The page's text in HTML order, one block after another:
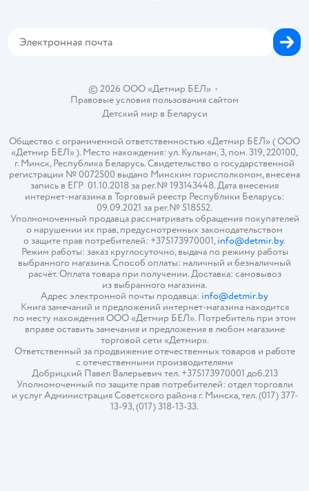
© 2026 ООО «Детмир БЕЛ»•
Правовые условия пользования сайтом
Детский мир в Беларуси
Общество с ограниченной ответственностью «Детмир БЕЛ» ( ООО
«Детмир БЕЛ» ). Место нахождения: ул. Кульман, 3, пом. 319, 220100,
г. Минск, Республика Беларусь. Свидетельство о государственной
регистрации № 0072500 выдано Минским горисполкомом, внесена
запись в ЕГР 01.10.2018 за рег.№ 193143448. Дата внесения
интернет-магазина в Торговый реестр Республики Беларусь:
09.09.2021 за рег.№ 518552.
Уполномоченный продавца рассматривать обращения покупателей
о нарушении их прав, предусмотренных законодательством
о защите прав потребителей: +375173970001,info@detmir.by.
Режим работы: заказ круглосуточно, выдача по режиму работы
выбранного магазина. Способ оплаты: наличный и безналичный
расчёт. Оплата товара при получении. Доставка: самовывоз
из выбранного магазина.
Адрес электронной почты продавца: info@detmir.by
Книга замечаний и предложений интернет-магазина находится
по месту нахождения ООО «Детмир БЕЛ». Потребитель при этом
вправе оставить замечания и предложения в любом магазине
торговой сети «Детмир».
Ответственный за продвижение отечественных товаров и работе
с отечественными производителями
Добрицкий Павел Валерьевич тел. +375173970001 доб.213
Уполномоченный по защите прав потребителей: отдел торговли
и услуг Администрация Советского района г. Минска, тел. (017) 377-
13-93, (017) 318-13-33.